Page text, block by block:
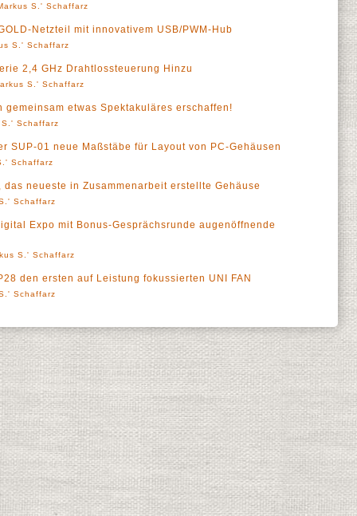
S.' Schaffarz
Netzteil mit innovativem USB/PWM-Hub
S.' Schaffarz
2,4 GHz Drahtlossteuerung Hinzu
S.' Schaffarz
etwas Spektakuläres erschaffen!
S.' Schaffarz
SUP-01 neue Maßstäbe für Layout von PC-Gehäusen
Schaffarz
das neueste in Zusammenarbeit erstellte Gehäuse
Schaffarz
Expo mit Bonus-Gesprächsrunde augenöffnende
S.' Schaffarz
den ersten auf Leistung fokussierten UNI FAN
Schaffarz